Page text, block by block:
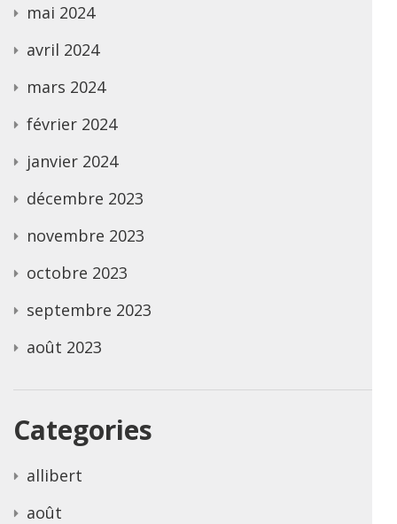
mai 2024
avril 2024
mars 2024
février 2024
janvier 2024
décembre 2023
novembre 2023
octobre 2023
septembre 2023
août 2023
Categories
allibert
août